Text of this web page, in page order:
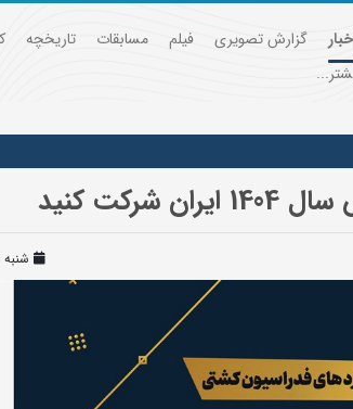
گزارش تصویری فیلم مسابقات تاریخچه
کنید
شنبه ۲۶ اردیبهشت ۱۴۰۵